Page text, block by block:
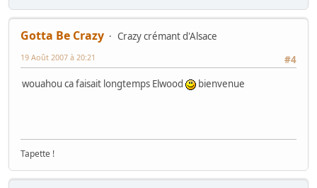
Gotta Be Crazy
Crazy crémant d'Alsace
#4
19 Août 2007 à 20:21
wouahou ca faisait longtemps Elwood bienvenue
Tapette !